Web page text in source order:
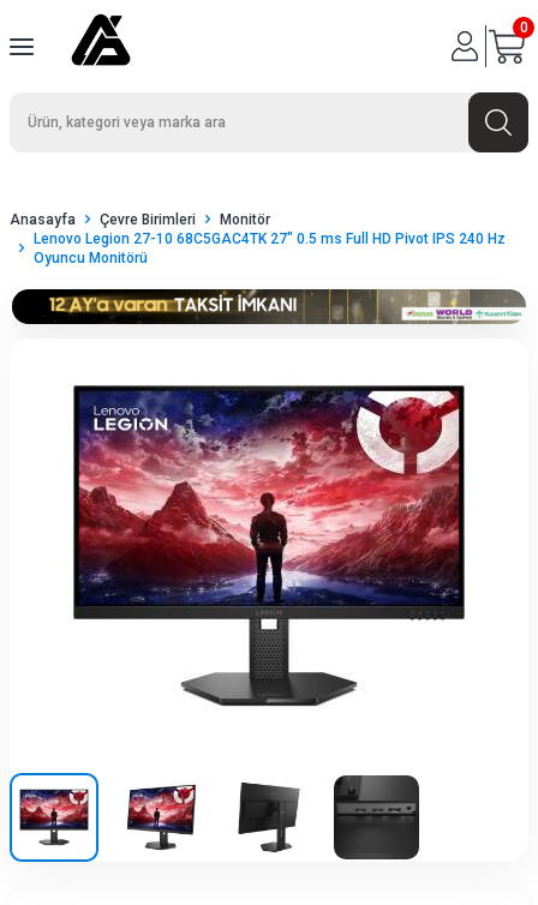
0
Anasayfa Çevre Birimleri
Monitör
Lenovo Legion 27-10 68C5GAC4TK 27" 0.5 ms Full HD Pivot IPS 240 Hz
Oyuncu Monitörü